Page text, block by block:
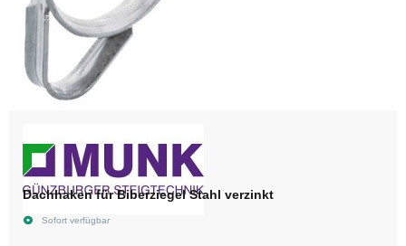
Dachhaken für Biberziegel Stahl verzinkt
Sofort verfügbar